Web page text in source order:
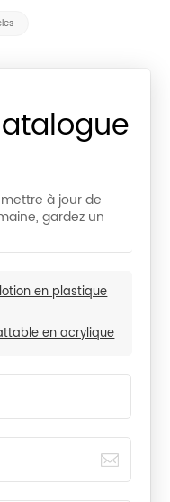
à jour de
gardez un
en plastique
en acrylique